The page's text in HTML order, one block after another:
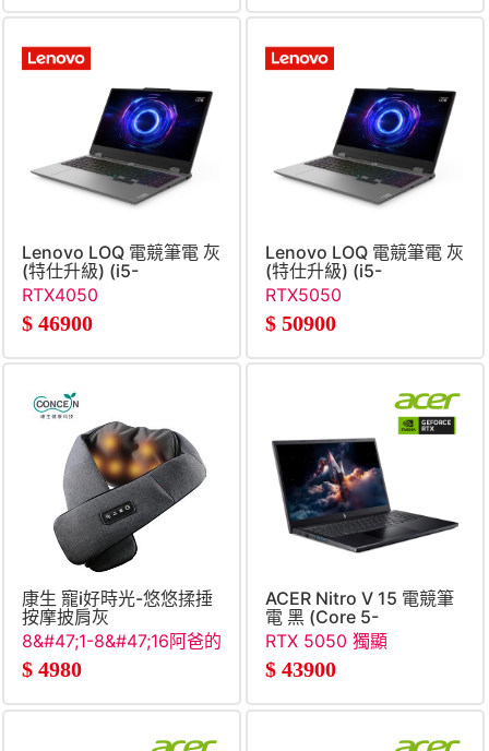
Lenovo LOQ 電競筆電 灰
(特仕升級) (i5-
13450HX&#47;16G+16G&#47;512G+1TB
SSD&#47;RTX4050)
RTX4050
$ 46900
Lenovo LOQ 電競筆電 灰
(特仕升級) (i5-
SSD&#47;RTX5050)
RTX5050
$ 50900
康生 寵i好時光-悠悠揉捶
按摩披肩灰
8&#47;1-8&#47;16阿爸的
願望清單
$ 4980
ACER Nitro V 15 電競筆
電 黑 (Core 5-
210H&#47;16G&#47;512G
SSD&#47;RTX
5050&#47;W11)
RTX 5050 獨顯
$ 43900